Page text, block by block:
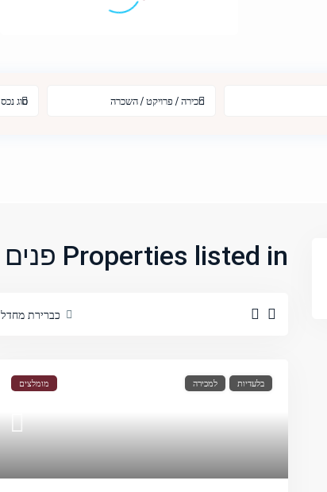
סוג נכס מכירה / פרויקט / השכרה
Properties listed in פנים
כברירת מחדל
מומלצים למכירה בלעדיות